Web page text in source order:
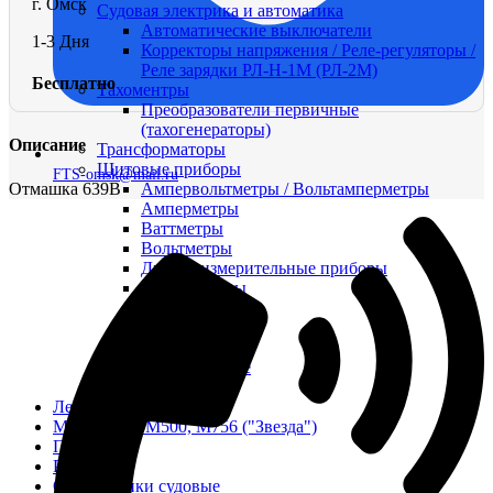
FTS-omsk@mail.ru
Судовая электрика и автоматика
Автоматические выключатели
Корректоры напряжения / Реле-регуляторы /
Реле зарядки РЛ-Н-1М (РЛ-2М)
Тахоментры
Преобразователи первичные
(тахогенераторы)
Трансформаторы
Щитовые приборы
Ампервольтметры / Вольтамперметры
Амперметры
Ваттметры
Вольтметры
Другие измерительные приборы
Мегаомметры
Щитовые реле
Лебедка
М400 (401), М500, М756 ("Звезда")
Пускатели
Разное
Светильники судовые
г. Омск
1-3 Дня
Бесплатно
Описание
Отмашка 639В